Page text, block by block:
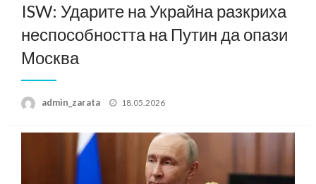
ISW: Ударите на Украйна разкриха
неспособността на Путин да опази
Москва
admin_zarata
Posted
18.05.2026